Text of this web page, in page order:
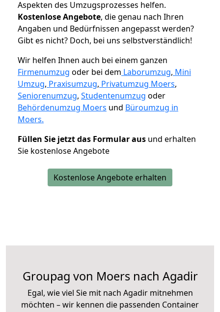
Aspekten des Umzugsprozesses helfen.
Kostenlose Angebote, die genau nach Ihren
Angaben und Bedürfnissen angepasst werden?
Gibt es nicht? Doch, bei uns selbstverständlich!
Wir helfen Ihnen auch bei einem ganzen
Firmenumzug oder bei dem Laborumzug, Mini
Umzug, Praxisumzug, Privatumzug Moers,
Seniorenumzug, Studentenumzug oder
Behördenumzug Moers und Büroumzug in
Moers.
Füllen Sie jetzt das Formular aus und erhalten
Sie kostenlose Angebote
Kostenlose Angebote erhalten
Groupag von Moers nach Agadir
Egal, wie viel Sie mit nach Agadir mitnehmen
möchten – wir kennen die passenden Container